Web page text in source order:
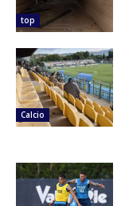
top
Calcio